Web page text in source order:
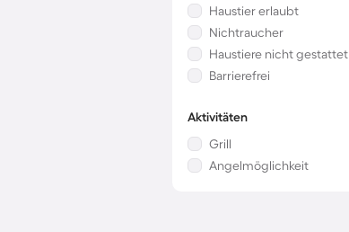
Haustier erlaubt
Nichtraucher
Haustiere nicht gestattet
Barrierefrei
Aktivitäten
Grill
Angelmöglichkeit